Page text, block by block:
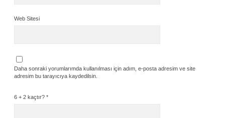
Web Sitesi
Daha sonraki yorumlarımda kullanılması için adım, e-posta adresim ve site
adresim bu tarayıcıya kaydedilsin.
6 + 2 kaçtır? *